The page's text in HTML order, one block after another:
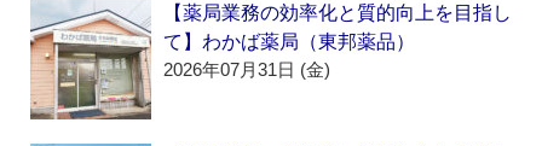
【薬局業務の効率化と質的向上を目指し
て】わかば薬局（東邦薬品）
2026年07月31日 (金)